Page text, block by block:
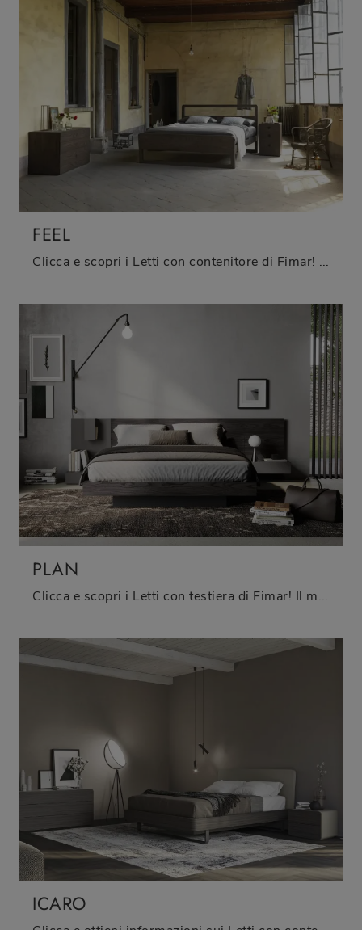
FEEL
Clicca e scopri i Letti con contenitore di Fimar! Il modello Feel in legno ti attende nelle versioni matrimoniali.
PLAN
Clicca e scopri i Letti con testiera di Fimar! Il modello Plan in legno ti sta aspettando nelle versioni matrimoniali.
ICARO